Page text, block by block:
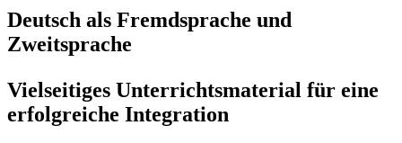
Deutsch als Fremdsprache und
Zweitsprache
Vielseitiges Unterrichtsmaterial für eine
erfolgreiche Integration